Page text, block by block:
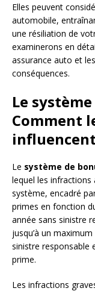
Elles peuvent
automobile,
une résiliation de
examinerons en
assurance auto et
conséquences.
Le
Comment
Le système de
lequel les
système, encadré
primes en fonction
année sans sinistre
jusqu’à un
sinistre responsable
prime.
Les infractions